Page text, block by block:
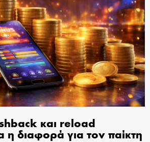
και reload
η διαφορά για τον παίκτη